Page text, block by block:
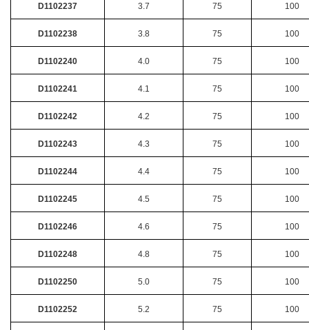
D1102237 3.7 75 100
D1102238 3.8 75 100
D1102240 4.0 75 100
D1102241 4.1 75 100
D1102242 4.2 75 100
D1102243 4.3 75 100
D1102244 4.4 75 100
D1102245 4.5 75 100
D1102246 4.6 75 100
D1102248 4.8 75 100
D1102250 5.0 75 100
D1102252 5.2 75 100